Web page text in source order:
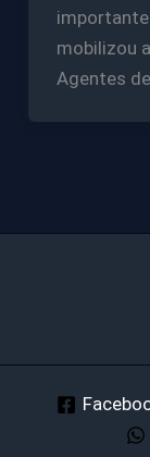
mobilizou
Agentes